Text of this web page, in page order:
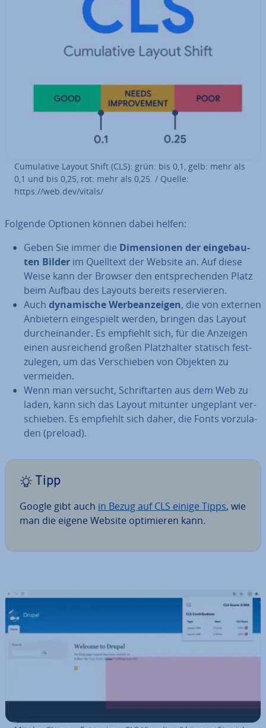
Cu­mu­la­ti­ve Layout Shift (CLS): grün: bis 0,1, gelb: mehr als
0,1 und bis 0,25, rot: mehr als 0,25. / Quelle:
https://web.dev/vitals/
Folgende Optionen können dabei helfen:
Geben Sie immer die Di­men­sio­nen der ein­ge­bau­
ten Bilder im Quelltext der Website an. Auf diese
Weise kann der Browser den ent­spre­chen­den Platz
beim Aufbau des Layouts bereits re­ser­vie­ren.
Auch dy­na­mi­sche Wer­be­an­zei­gen, die von externen
Anbietern ein­ge­spielt werden, bringen das Layout
durch­ein­an­der. Es empfiehlt sich, für die Anzeigen
einen aus­rei­chend großen Platz­hal­ter statisch fest­
zu­le­gen, um das Ver­schie­ben von Objekten zu
vermeiden.
Wenn man versucht, Schrift­ar­ten aus dem Web zu
laden, kann sich das Layout mitunter ungeplant ver­
schie­ben. Es empfiehlt sich daher, die Fonts vor­zu­la­
den (preload).
Tipp
Google gibt auch in Bezug auf CLS einige Tipps, wie
man die eigene Website op­ti­mie­ren kann.